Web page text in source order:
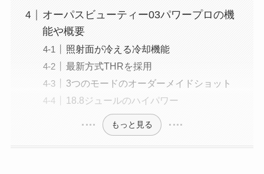
オーパスビューティー03パワープロの機
能や概要
照射面が冷える冷却機能
最新方式THRを採用
3つのモードのオーダーメイドショット
18.8ジュールのハイパワー
もっと見る